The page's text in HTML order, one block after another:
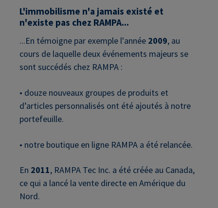
L'immobilisme n'a jamais existé et
n'existe pas chez RAMPA...
...En témoigne par exemple l'année 2009, au
cours de laquelle deux événements majeurs se
sont succédés chez RAMPA :
• douze nouveaux groupes de produits et
d’articles personnalisés ont été ajoutés à notre
portefeuille.
• notre boutique en ligne RAMPA a été relancée.
En 2011, RAMPA Tec Inc. a été créée au Canada,
ce qui a lancé la vente directe en Amérique du
Nord.